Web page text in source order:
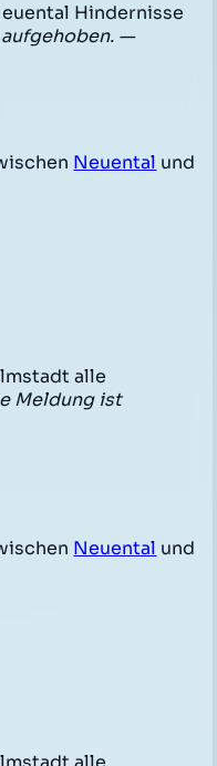
Hindernisse
—
Neuental und
alle
Meldung ist
Neuental und